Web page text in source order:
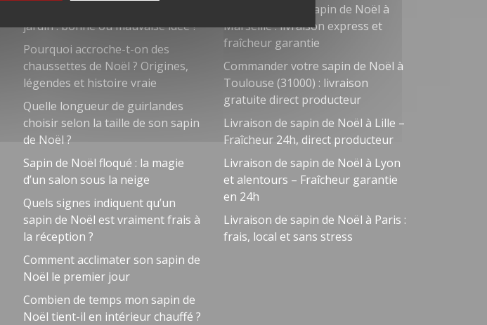
jardin : bonne ou mauvaise idée ?
Pourquoi accroche-t-on des
chaussettes de Noël ? Origines,
légendes et histoire vraie
Quelle longueur de guirlandes
choisir selon la taille de son sapin
de Noël ?
Sapin de Noël floqué : la magie
d’un salon sous la neige
Quels signes indiquent qu’un
sapin de Noël est vraiment frais à
la réception ?
Comment acclimater son sapin de
Noël le premier jour
Combien de temps mon sapin de
Noël tient-il en intérieur chauffé ?
Commander un sapin de Noël à
Marseille : livraison express et
fraîcheur garantie
Commander votre sapin de Noël à
Toulouse (31000) : livraison
gratuite direct producteur
Livraison de sapin de Noël à Lille –
Fraîcheur 24h, direct producteur
Livraison de sapin de Noël à Lyon
et alentours – Fraîcheur garantie
en 24h
Livraison de sapin de Noël à Paris :
frais, local et sans stress
Besoin d'aide ?
Bienvenue chez NOEL VERT